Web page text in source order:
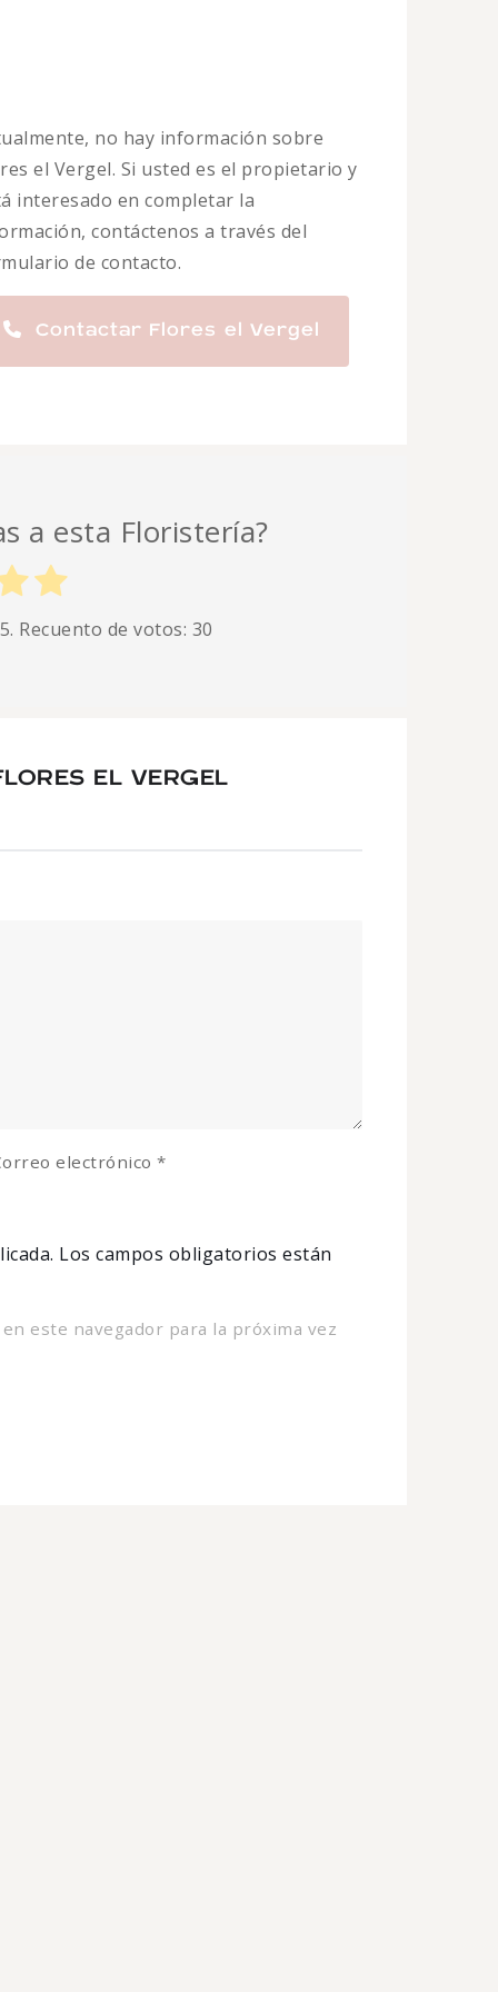
no hay información sobre
el Vergel. Si usted es el propietario y
interesado en completar la
contáctenos a través del
de contacto.
Contactar Flores el Vergel
a esta Floristería?
Recuento de votos: 30
EL VERGEL
Los campos obligatorios están
electrónico*
este navegador para la próxima vez